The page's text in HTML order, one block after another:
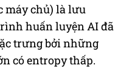
máy chủ) là lưu
huấn luyện AI đã
trưng bởi những
có entropy thấp.